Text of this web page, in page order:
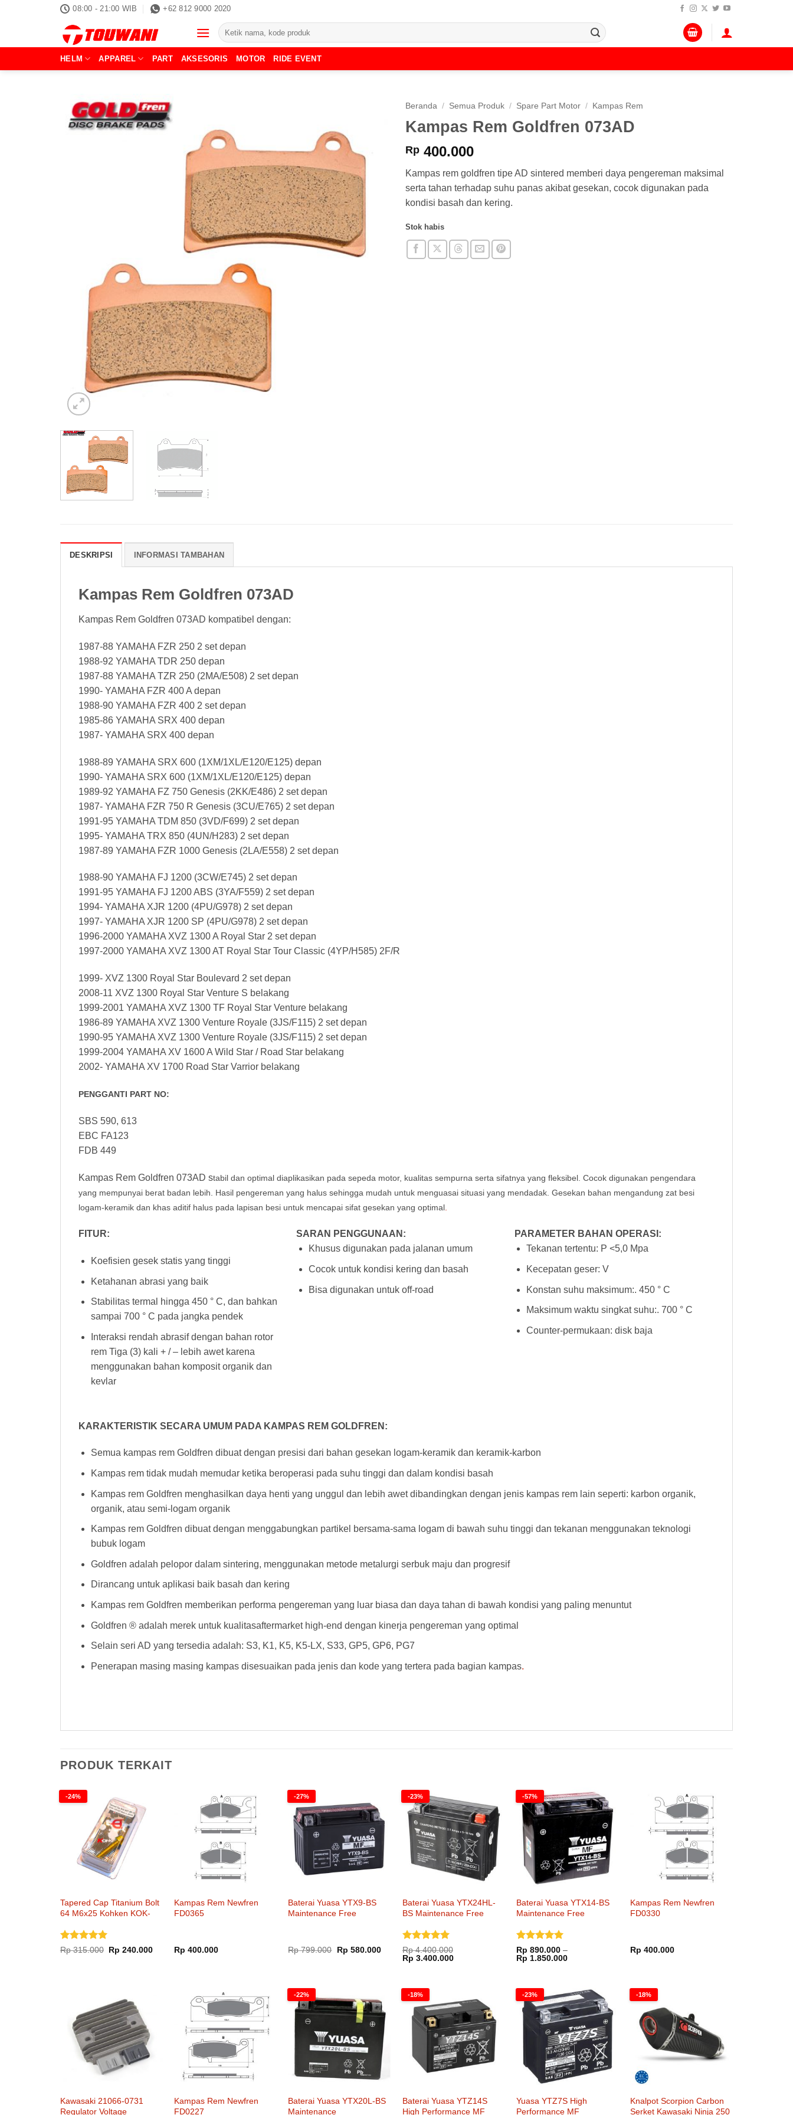
08:00 - 21:00 WIB +62 812 9000 2020
Pencarian
untuk:
HELM APPAREL PART AKSESORIS MOTOR RIDE EVENT
Beranda / Semua Produk / Spare Part Motor / Kampas Rem
Kampas Rem Goldfren 073AD
Rp 400.000
Kampas rem goldfren tipe AD sintered memberi daya pengereman maksimal
serta tahan terhadap suhu panas akibat gesekan, cocok digunakan pada
kondisi basah dan kering.
Stok habis
DESKRIPSI INFORMASI TAMBAHAN
Kampas Rem Goldfren 073AD
Kampas Rem Goldfren 073AD kompatibel dengan:
1987-88 YAMAHA FZR 250 2 set depan
1988-92 YAMAHA TDR 250 depan
1987-88 YAMAHA TZR 250 (2MA/E508) 2 set depan
1990- YAMAHA FZR 400 A depan
1988-90 YAMAHA FZR 400 2 set depan
1985-86 YAMAHA SRX 400 depan
1987- YAMAHA SRX 400 depan
1988-89 YAMAHA SRX 600 (1XM/1XL/E120/E125) depan
1990- YAMAHA SRX 600 (1XM/1XL/E120/E125) depan
1989-92 YAMAHA FZ 750 Genesis (2KK/E486) 2 set depan
1987- YAMAHA FZR 750 R Genesis (3CU/E765) 2 set depan
1991-95 YAMAHA TDM 850 (3VD/F699) 2 set depan
1995- YAMAHA TRX 850 (4UN/H283) 2 set depan
1987-89 YAMAHA FZR 1000 Genesis (2LA/E558) 2 set depan
1988-90 YAMAHA FJ 1200 (3CW/E745) 2 set depan
1991-95 YAMAHA FJ 1200 ABS (3YA/F559) 2 set depan
1994- YAMAHA XJR 1200 (4PU/G978) 2 set depan
1997- YAMAHA XJR 1200 SP (4PU/G978) 2 set depan
1996-2000 YAMAHA XVZ 1300 A Royal Star 2 set depan
1997-2000 YAMAHA XVZ 1300 AT Royal Star Tour Classic (4YP/H585) 2F/R
1999- XVZ 1300 Royal Star Boulevard 2 set depan
2008-11 XVZ 1300 Royal Star Venture S belakang
1999-2001 YAMAHA XVZ 1300 TF Royal Star Venture belakang
1986-89 YAMAHA XVZ 1300 Venture Royale (3JS/F115) 2 set depan
1990-95 YAMAHA XVZ 1300 Venture Royale (3JS/F115) 2 set depan
1999-2004 YAMAHA XV 1600 A Wild Star / Road Star belakang
2002- YAMAHA XV 1700 Road Star Varrior belakang
PENGGANTI PART NO:
SBS 590, 613
EBC FA123
FDB 449
Kampas Rem Goldfren 073AD stabil dan optimal diaplikasikan pada sepeda motor, kualitas sempurna serta sifatnya yang fleksibel. Cocok digunakan pengendara
yang mempunyai berat badan lebih. Hasil pengereman yang halus sehingga mudah untuk menguasai situasi yang mendadak. Gesekan bahan mengandung zat besi
logam-keramik dan khas aditif halus pada lapisan besi untuk mencapai sifat gesekan yang optimal
FITUR:
Koefisien gesek statis yang tinggi
Ketahanan abrasi yang baik
Stabilitas termal hingga 450 ° C, dan bahkan
sampai 700 ° C pada jangka pendek
Interaksi rendah abrasif dengan bahan rotor
rem Tiga (3) kali + / – lebih awet karena
menggunakan bahan komposit organik dan
kevlar
SARAN PENGGUNAAN:
Khusus digunakan pada jalanan umum
Cocok untuk kondisi kering dan basah
Bisa digunakan untuk off-road
PARAMETER BAHAN OPERASI:
Tekanan tertentu: P <5,0 Mpa
Kecepatan geser: V
Konstan suhu maksimum:. 450 ° C
Maksimum waktu singkat suhu:. 700 ° C
Counter-permukaan: disk baja
KARAKTERISTIK SECARA UMUM PADA KAMPAS REM GOLDFREN:
Semua kampas rem Goldfren dibuat dengan presisi dari bahan gesekan logam-keramik dan keramik-karbon
Kampas rem tidak mudah memudar ketika beroperasi pada suhu tinggi dan dalam kondisi basah
Kampas rem Goldfren menghasilkan daya henti yang unggul dan lebih awet dibandingkan dengan jenis kampas rem lain seperti: karbon organik,
organik, atau semi-logam organik
Kampas rem Goldfren dibuat dengan menggabungkan partikel bersama-sama logam di bawah suhu tinggi dan tekanan menggunakan teknologi
bubuk logam
Goldfren adalah pelopor dalam sintering, menggunakan metode metalurgi serbuk maju dan progresif
Dirancang untuk aplikasi baik basah dan kering
Kampas rem Goldfren memberikan performa pengereman yang luar biasa dan daya tahan di bawah kondisi yang paling menuntut
Goldfren ® adalah merek untuk kualitasaftermarket high-end dengan kinerja pengereman yang optimal
Selain seri AD yang tersedia adalah: S3, K1, K5, K5-LX, S33, GP5, GP6, PG7
Penerapan masing masing kampas disesuaikan pada jenis dan kode yang tertera pada bagian kampas.
PRODUK TERKAIT
-24%
Tapered Cap Titanium Bolt
64 M6x25 Kohken KOK-
Dinilai5
Rp315.000 Harga
aslinya
Rp 240.000Harga
Kampas Rem Newfren
FD0365
Rp 400.000
-27%
Baterai Yuasa YTX9-BS
Maintenance Free
Rp799.000 Harga
aslinya
Rp 580.000Harga
-23%
Baterai Yuasa YTX24HL-
BS Maintenance Free
Dinilai5
dari 5
Rp4.400.000
Harga
aslinya
Rp 3.400.000Harga
-57%
Baterai Yuasa YTX14-BS
Maintenance Free
Dinilai5
dari 5
Rp 890.000 –
Rp 1.850.000Rentang
Rp 1.850.000
Kampas Rem Newfren
FD0330
Rp 400.000
Kawasaki 21066-0731
Regulator Voltage
Kampas Rem Newfren
FD0227
-22%
Baterai Yuasa YTX20L-BS
Maintenance
-18%
Baterai Yuasa YTZ14S
High Performance MF
-23%
Yuasa YTZ7S High
Performance MF
-18%
Knalpot Scorpion Carbon
Serket Kawasaki Ninja 250